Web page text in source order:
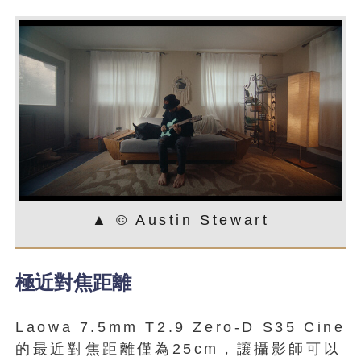
▲ © Austin Stewart
極近對焦距離
Laowa 7.5mm T2.9 Zero-D S35 Cine
的最近對焦距離僅為25cm，讓攝影師可以